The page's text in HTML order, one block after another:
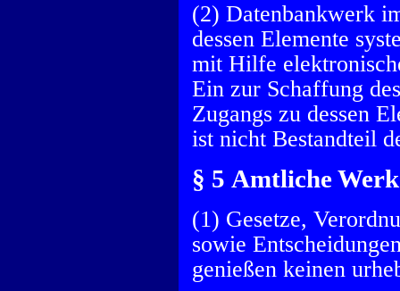
(2) Datenbankwerk
dessen Elemente
mit Hilfe
Ein zur Schaffung
Zugangs zu dessen
ist nicht Bestandteil
§ 5 Amtliche
(1) Gesetze,
sowie
genießen keinen